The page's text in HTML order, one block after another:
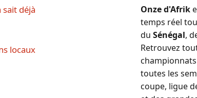
sait déjà
locaux
Onze d'Afrik
temps réel
du Sénégal,
Retrouvez
toutes les
coupe, ligue